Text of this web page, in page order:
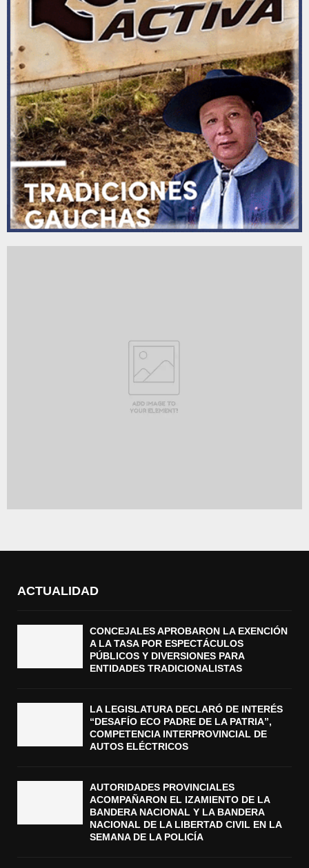
ACTUALIDAD
CONCEJALES APROBARON LA EXENCIÓN
A LA TASA POR ESPECTÁCULOS
PÚBLICOS Y DIVERSIONES PARA
ENTIDADES TRADICIONALISTAS
LA LEGISLATURA DECLARÓ DE INTERÉS
“DESAFÍO ECO PADRE DE LA PATRIA”,
COMPETENCIA INTERPROVINCIAL DE
AUTOS ELÉCTRICOS
AUTORIDADES PROVINCIALES
ACOMPAÑARON EL IZAMIENTO DE LA
BANDERA NACIONAL Y LA BANDERA
NACIONAL DE LA LIBERTAD CIVIL EN LA
SEMANA DE LA POLICÍA